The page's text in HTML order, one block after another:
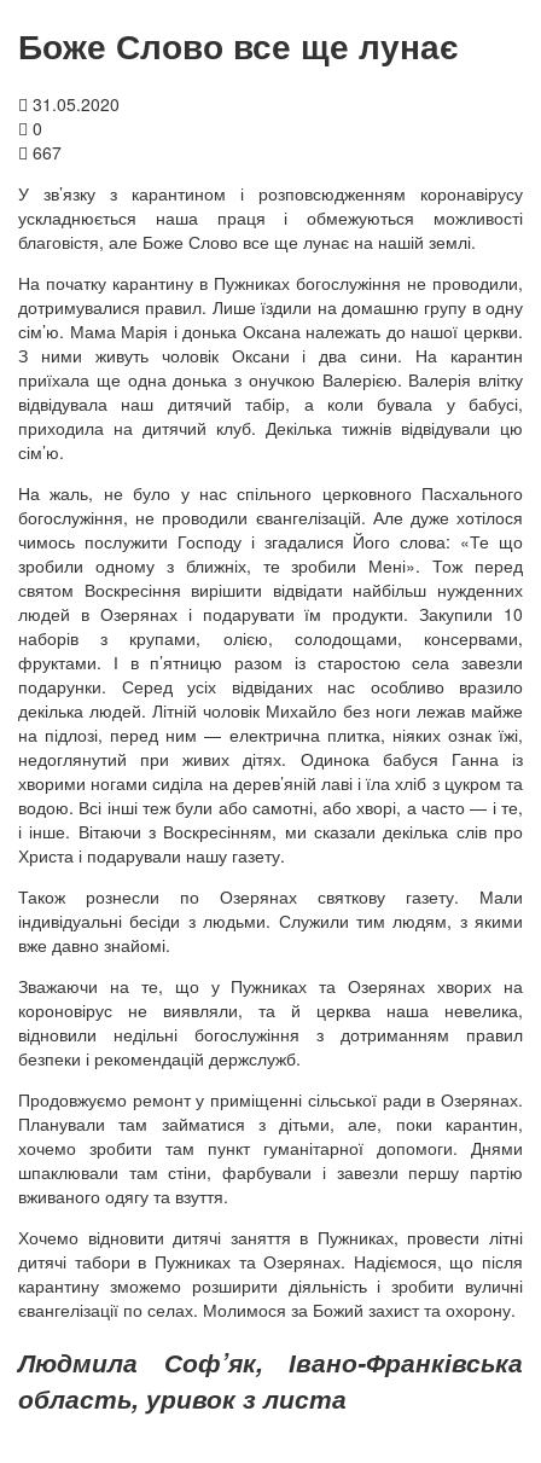
Боже Слово все ще лунає
31.05.2020
0
667
У зв’язку з карантином і розповсюдженням коронавірусу
ускладнюється наша праця і обмежуються можливості
благовістя, але Боже Слово все ще лунає на нашій землі.
На початку карантину в Пужниках богослужіння не проводили,
дотримувалися правил. Лише їздили на домашню групу в одну
сім’ю. Мама Марія і донька Оксана належать до нашої церкви.
З ними живуть чоловік Оксани і два сини. На карантин
приїхала ще одна донька з онучкою Валерією. Валерія влітку
відвідувала наш дитячий табір, а коли бувала у бабусі,
приходила на дитячий клуб. Декілька тижнів відвідували цю
сім’ю.
На жаль, не було у нас спільного церковного Пасхального
богослужіння, не проводили євангелізацій. Але дуже хотілося
чимось послужити Господу і згадалися Його слова: «Те що
зробили одному з ближніх, те зробили Мені». Тож перед
святом Воскресіння вирішити відвідати найбільш нужденних
людей в Озерянах і подарувати їм продукти. Закупили 10
наборів з крупами, олією, солодощами, консервами,
фруктами. І в п’ятницю разом із старостою села завезли
подарунки. Серед усіх відвіданих нас особливо вразило
декілька людей. Літній чоловік Михайло без ноги лежав майже
на підлозі, перед ним — електрична плитка, ніяких ознак їжі,
недоглянутий при живих дітях. Одинока бабуся Ганна із
хворими ногами сиділа на дерев’яній лаві і їла хліб з цукром та
водою. Всі інші теж були або самотні, або хворі, а часто — і те,
і інше. Вітаючи з Воскресінням, ми сказали декілька слів про
Христа і подарували нашу газету.
Також рознесли по Озерянах святкову газету. Мали
індивідуальні бесіди з людьми. Служили тим людям, з якими
вже давно знайомі.
Зважаючи на те, що у Пужниках та Озерянах хворих на
короновірус не виявляли, та й церква наша невелика,
відновили недільні богослужіння з дотриманням правил
безпеки і рекомендацій держслужб.
Продовжуємо ремонт у приміщенні сільської ради в Озерянах.
Планували там займатися з дітьми, але, поки карантин,
хочемо зробити там пункт гуманітарної допомоги. Днями
шпаклювали там стіни, фарбували і завезли першу партію
вживаного одягу та взуття.
Хочемо відновити дитячі заняття в Пужниках, провести літні
дитячі табори в Пужниках та Озерянах. Надіємося, що після
карантину зможемо розширити діяльність і зробити вуличні
євангелізації по селах. Молимося за Божий захист та охорону.
Людмила Соф’як, Івано-Франківська
область, уривок з листа